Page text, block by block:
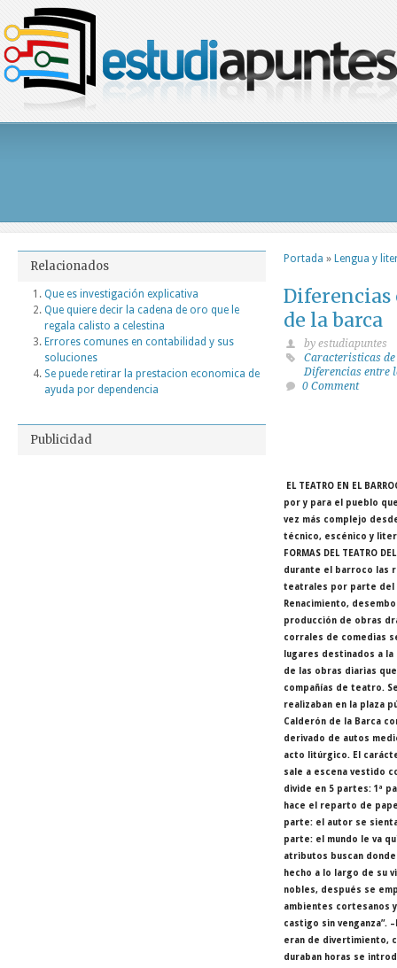
Portada » Lengua y
Diferencias
de la barca
by estudiapuntes
Caracteristicas de
Diferencias entre
0 Comment
EL TEATRO EN EL
por y para el pueblo
vez más complejo
técnico, escénico y
FORMAS DEL TEATRO
durante el barroco las
teatrales por parte del
Renacimiento,
producción de obras
corrales de comedias
lugares destinados a
de las obras diarias
compañías de teatro.
realizaban en la plaza
Calderón de la Barca
derivado de autos
acto litúrgico. El
sale a escena vestido
divide en 5 partes: 1ª
hace el reparto de
parte: el autor se
parte: el mundo le va
atributos buscan
hecho a lo largo de su
nobles, después se
ambientes cortesanos
castigo sin venganza”.
eran de divertimiento,
duraban horas se
Relacionados
Que es investigación explicativa
Que quiere decir la cadena de oro que le
regala calisto a celestina
Errores comunes en contabilidad y sus
soluciones
Se puede retirar la prestacion economica de
ayuda por dependencia
Publicidad